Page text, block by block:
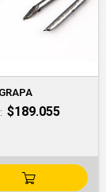
GRAPA
$189.055